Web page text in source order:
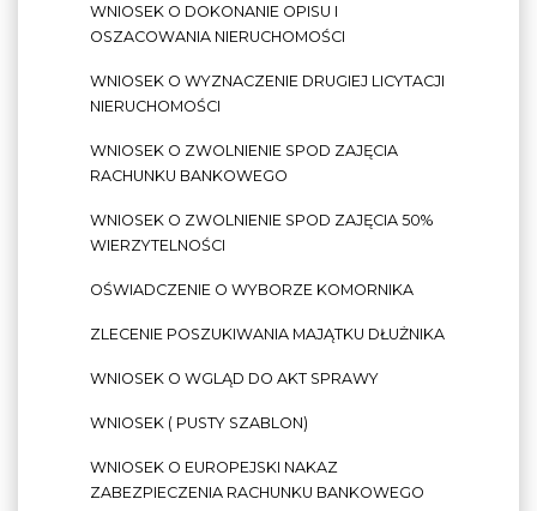
WNIOSEK O DOKONANIE OPISU I
OSZACOWANIA NIERUCHOMOŚCI
WNIOSEK O WYZNACZENIE DRUGIEJ LICYTACJI
NIERUCHOMOŚCI
WNIOSEK O ZWOLNIENIE SPOD ZAJĘCIA
RACHUNKU BANKOWEGO
WNIOSEK O ZWOLNIENIE SPOD ZAJĘCIA 50%
WIERZYTELNOŚCI
OŚWIADCZENIE O WYBORZE KOMORNIKA
ZLECENIE POSZUKIWANIA MAJĄTKU DŁUŻNIKA
WNIOSEK O WGLĄD DO AKT SPRAWY
WNIOSEK ( PUSTY SZABLON)
WNIOSEK O EUROPEJSKI NAKAZ
ZABEZPIECZENIA RACHUNKU BANKOWEGO